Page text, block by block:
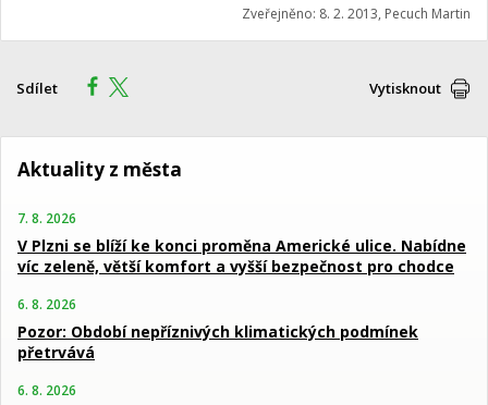
Zveřejněno: 8. 2. 2013, Pecuch Martin
Sdílet Vytisknout
Aktuality z města
7. 8. 2026
V Plzni se blíží ke konci proměna Americké ulice. Nabídne
víc zeleně, větší komfort a vyšší bezpečnost pro chodce
6. 8. 2026
Pozor: Období nepříznivých klimatických podmínek
přetrvává
6. 8. 2026